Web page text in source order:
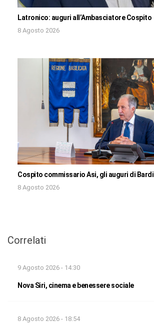
Latronico: auguri all’Ambasciatore Cospito
8 Agosto 2026
Cospito commissario Asi, gli auguri di Bardi
8 Agosto 2026
Correlati
9 Agosto 2026 - 14:30
Nova Siri, cinema e benessere sociale
8 Agosto 2026 - 18:54